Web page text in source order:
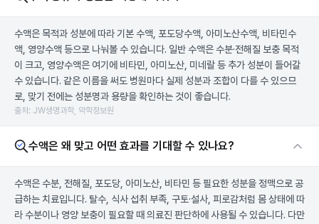
수액은 목적과 성분에 따라 기본 수액, 포도당수액, 아미노산수액, 비타민수
액, 영양수액 등으로 나눠볼 수 있습니다. 일반 수액은 수분·전해질 보충 목적
이 크고, 영양수액은 여기에 비타민, 아미노산, 미네랄 등 추가 성분이 들어갈
수 있습니다. 같은 이름을 써도 병원마다 실제 성분과 조합이 다를 수 있으므
로, 맞기 전에는 성분명과 용량을 확인하는 것이 좋습니다.
출처: JW생명과학, 약학정보원
수액은 왜 맞고 어떤 효과를 기대할 수 있나요?
수액은 수분, 전해질, 포도당, 아미노산, 비타민 등 필요한 성분을 정맥으로 공
급하는 치료입니다. 탈수, 식사 섭취 부족, 구토·설사, 피로감처럼 몸 상태에 따
라 수분이나 영양 보충이 필요할 때 의료진 판단하에 사용될 수 있습니다. 다만